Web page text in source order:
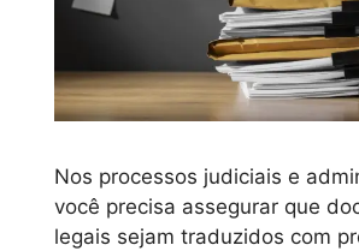
Nos processos judiciais e
você precisa assegurar que
legais sejam traduzidos com